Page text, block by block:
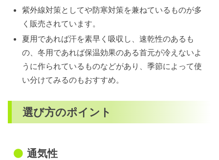
紫外線対策としてや防寒対策を兼ねているものが多
く販売されています。
夏用であれば汗を素早く吸収し、速乾性のあるも
の、冬用であれば保温効果のある首元が冷えないよ
うに作られているものなどがあり、季節によって使
い分けてみるのもおすすめ。
選び方のポイント
通気性